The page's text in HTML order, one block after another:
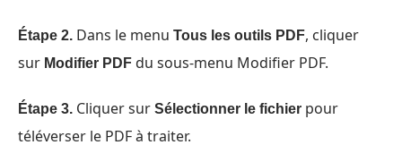
Étape 2. Dans le menu Tous les outils PDF, cliquer
sur Modifier PDF du sous-menu Modifier PDF.
Étape 3. Cliquer sur Sélectionner le fichier pour
téléverser le PDF à traiter.